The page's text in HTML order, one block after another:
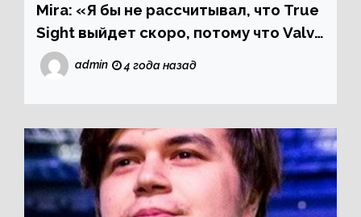
Mira: «Я бы не рассчитывал, что True
Sight выйдет скоро, потому что Valve
еще не закончила съемки»
admin 4 года назад